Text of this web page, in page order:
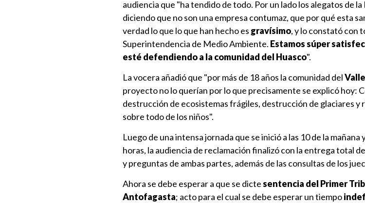
audiencia que "ha tendido de todo. Por un lado los alegatos de
diciendo que no son una empresa contumaz, que por qué esta
verdad lo que lo que han hecho es gravísimo, y lo constató con
Superintendencia de Medio Ambiente. Estamos súper
esté defendiendo a la comunidad del Huasco".
La vocera añadió que "por más de 18 años la comunidad del
proyecto no lo querían por lo que precisamente se explicó hoy:
destrucción de ecosistemas frágiles, destrucción de glaciares y
sobre todo de los niños".
Luego de una intensa jornada que se inició a las 10 de la mañana
horas, la audiencia de reclamación finalizó con la entrega total
y preguntas de ambas partes, además de las consultas de los
Ahora se debe esperar a que se dictesentencia del Primer
Antofagasta; acto para el cual se debe esperar un tiempo